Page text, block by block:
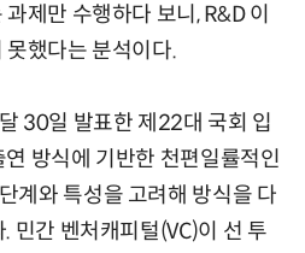
제만 수행하다 보니, R&D 이
했다는 분석이다.
30일 발표한 제22대 국회 입
방식에 기반한 천편일률적인
계와 특성을 고려해 방식을 다
민간 벤처캐피털(VC)이 선 투